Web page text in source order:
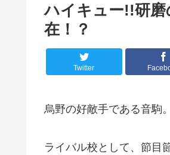
ハイキュー!!研
在！？
Twitter
烏野の好敵手である音駒。
ライバル校として、節目